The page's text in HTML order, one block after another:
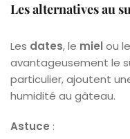
Les alternatives au
Les dates, le miel ou le
avantageusement le
particulier, ajoutent
humidité au gâteau.
Astuce :